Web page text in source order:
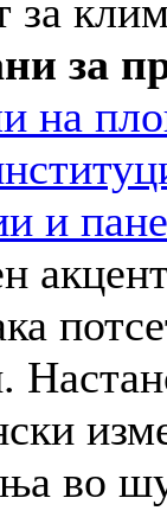
за
за
на
и
во